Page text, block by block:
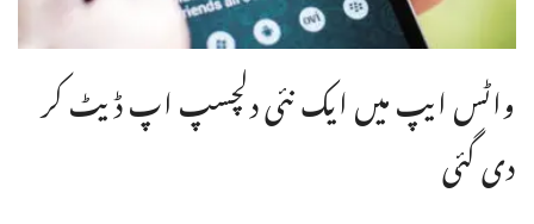
واٹس ایپ میں ایک نئی دلچسپ اپ ڈیٹ کر
دی گئی